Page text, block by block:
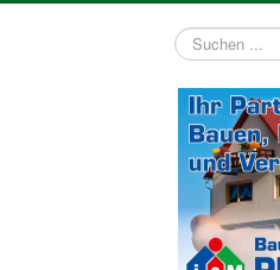
Suchen
...